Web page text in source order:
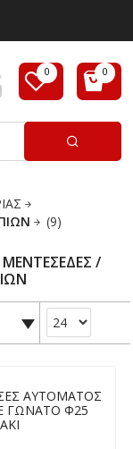
(9)
ΜΕΝΤΕΣΕΔΕΣ /
ΑΥΤΟΜΑΤΟΣ
ΓΩΝΑΤΟ Φ25